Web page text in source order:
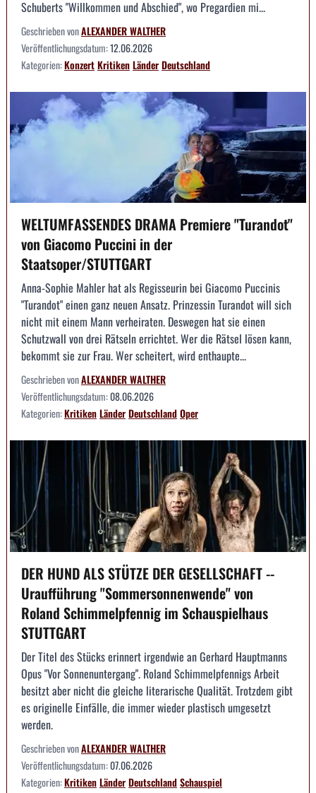
Schuberts "Willkommen und Abschied", wo Pregardien mi...
Geschrieben vonALEXANDER WALTHER
Veröffentlichungsdatum:12.06.2026
Kategorien:KonzertKritikenLänderDeutschland
WELTUMFASSENDES DRAMA Premiere "Turandot"
von Giacomo Puccini in der
Staatsoper/STUTTGART
Anna-Sophie Mahler hat als Regisseurin bei Giacomo Puccinis
"Turandot" einen ganz neuen Ansatz. Prinzessin Turandot will sich
nicht mit einem Mann verheiraten. Deswegen hat sie einen
Schutzwall von drei Rätseln errichtet. Wer die Rätsel lösen kann,
bekommt sie zur Frau. Wer scheitert, wird enthaupte...
Geschrieben vonALEXANDER WALTHER
Veröffentlichungsdatum:08.06.2026
Kategorien:KritikenLänderDeutschlandOper
DER HUND ALS STÜTZE DER GESELLSCHAFT --
Uraufführung "Sommersonnenwende" von
Roland Schimmelpfennig im Schauspielhaus
STUTTGART
Der Titel des Stücks erinnert irgendwie an Gerhard Hauptmanns
Opus "Vor Sonnenuntergang". Roland Schimmelpfennigs Arbeit
besitzt aber nicht die gleiche literarische Qualität. Trotzdem gibt
es originelle Einfälle, die immer wieder plastisch umgesetzt
werden.
Geschrieben vonALEXANDER WALTHER
Veröffentlichungsdatum:07.06.2026
Kategorien:KritikenLänderDeutschlandSchauspiel